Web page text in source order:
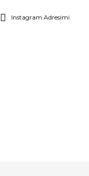
Instagram Adresimi